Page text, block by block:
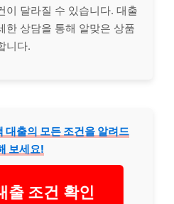
이 달라질 수 있습니다. 대출
한 상담을 통해 알맞은 상품
니다.
대출의 모든 조건을 알려드
보세요!
출 조건 확인